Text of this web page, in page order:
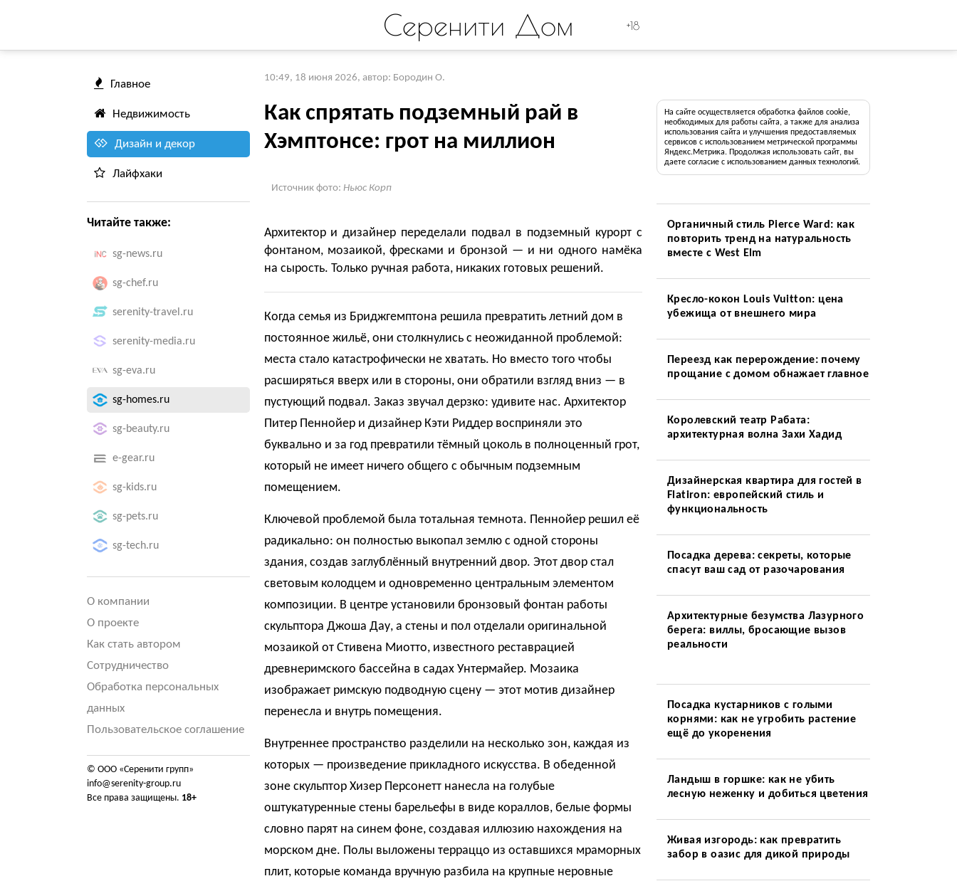
Серенити Дом +18
Главное
Недвижимость
Дизайн и декор
Лайфхаки
Читайте также:
sg-news.ru
sg-chef.ru
serenity-travel.ru
serenity-media.ru
sg-eva.ru
sg-homes.ru
sg-beauty.ru
e-gear.ru
sg-kids.ru
sg-pets.ru
sg-tech.ru
О компании
О проекте
Как стать автором
Сотрудничество
Обработка персональных
данных
Пользовательское соглашение
© ООО «Серенити групп»
info@serenity-group.ru
Все права защищены. 18+
10:49, 18 июня 2026, автор: Бородин О.
Как спрятать подземный рай в
Хэмптонсе: грот на миллион
Источник фото: Ньюс Корп
Архитектор и дизайнер переделали подвал в подземный курорт с
фонтаном, мозаикой, фресками и бронзой — и ни одного намёка
на сырость. Только ручная работа, никаких готовых решений.
Когда семья из Бриджгемптона решила превратить летний дом в
постоянное жильё, они столкнулись с неожиданной проблемой:
места стало катастрофически не хватать. Но вместо того чтобы
расширяться вверх или в стороны, они обратили взгляд вниз — в
пустующий подвал. Заказ звучал дерзко: удивите нас. Архитектор
Питер Пеннойер и дизайнер Кэти Риддер восприняли это
буквально и за год превратили тёмный цоколь в полноценный грот,
который не имеет ничего общего с обычным подземным
помещением.
Ключевой проблемой была тотальная темнота. Пеннойер решил её
радикально: он полностью выкопал землю с одной стороны
здания, создав заглублённый внутренний двор. Этот двор стал
световым колодцем и одновременно центральным элементом
композиции. В центре установили бронзовый фонтан работы
скульптора Джоша Дау, а стены и пол отделали оригинальной
мозаикой от Стивена Миотто, известного реставрацией
древнеримского бассейна в садах Унтермайер. Мозаика
изображает римскую подводную сцену — этот мотив дизайнер
перенесла и внутрь помещения.
Внутреннее пространство разделили на несколько зон, каждая из
которых — произведение прикладного искусства. В обеденной
зоне скульптор Хизер Персонетт нанесла на голубые
оштукатуренные стены барельефы в виде кораллов, белые формы
словно парят на синем фоне, создавая иллюзию нахождения на
морском дне. Полы выложены терраццо из оставшихся мраморных
плит, которые команда вручную разбила на крупные неровные
На сайте осуществляется обработка файлов cookie,
необходимых для работы сайта, а также для анализа
использования сайта и улучшения предоставляемых
сервисов с использованием метрической программы
Яндекс.Метрика. Продолжая использовать сайт, вы
даете согласие с использованием данных технологий.
Органичный стиль Pierce Ward: как
повторить тренд на натуральность
вместе с West Elm
Кресло-кокон Louis Vuitton: цена
убежища от внешнего мира
Переезд как перерождение: почему
прощание с домом обнажает главное
Королевский театр Рабата:
архитектурная волна Захи Хадид
Дизайнерская квартира для гостей в
Flatiron: европейский стиль и
функциональность
Посадка дерева: секреты, которые
спасут ваш сад от разочарования
Архитектурные безумства Лазурного
берега: виллы, бросающие вызов
реальности
Посадка кустарников с голыми
корнями: как не угробить растение
ещё до укоренения
Ландыш в горшке: как не убить
лесную неженку и добиться цветения
Живая изгородь: как превратить
забор в оазис для дикой природы